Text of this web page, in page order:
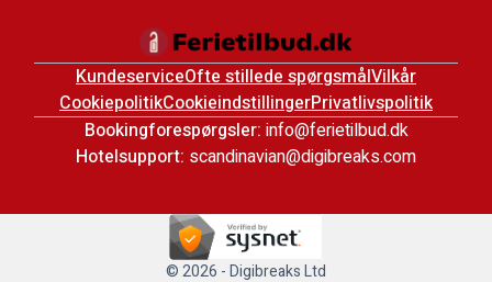
KundeserviceOfte stillede spørgsmålVilkår
CookiepolitikCookieindstillingerPrivatlivspolitik
Bookingforespørgsler: info@ferietilbud.dk
Hotelsupport: scandinavian@digibreaks.com
© 2026 - Digibreaks Ltd